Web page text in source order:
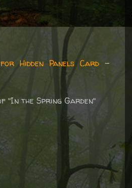
Hidden Panels Card-
"In the Spring Garden"